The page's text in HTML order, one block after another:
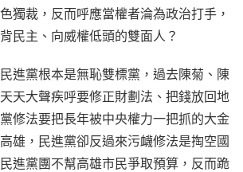
獨裁，反而呼應當權者淪為政治打手，
民主、向威權低頭的雙面人？
進黨根本是無恥雙標黨，過去陳菊、陳
天大聲疾呼要修正財劃法、把錢放回地
修法要把長年被中央權力一把抓的大金
雄，民進黨卻反過來污衊修法是掏空國
進黨團不幫高雄市民爭取預算，反而跪